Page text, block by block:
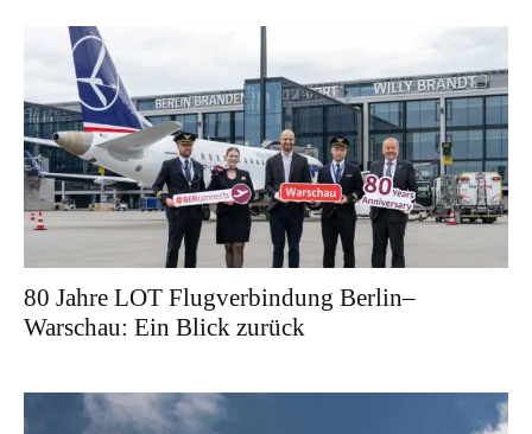
80 Jahre LOT Flugverbindung Berlin–
Warschau: Ein Blick zurück